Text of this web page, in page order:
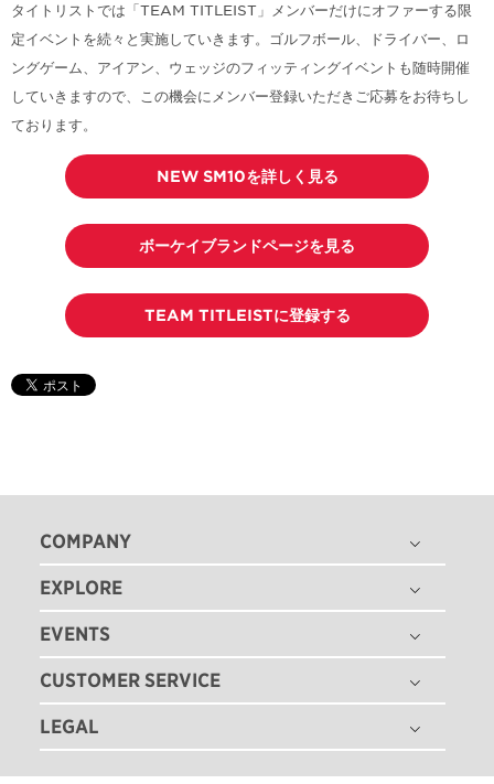
タイトリストでは「TEAM TITLEIST」メンバーだけにオファーする限
定イベントを続々と実施していきます。ゴルフボール、ドライバー、ロ
ングゲーム、アイアン、ウェッジのフィッティングイベントも随時開催
していきますので、この機会にメンバー登録いただきご応募をお待ちし
ております。
NEW SM10を詳しく見る
ボーケイブランドページを見る
TEAM TITLEISTに登録する
COMPANY
THE TITLEIST STORY
タイトリスト グローバル
採用情報
EXPLORE
ゴルフボール
ゴルフクラブ
ゴルフギア
ツアー情報
EVENTS
ゴルフボールフィッティング
ゴルフクラブフィッティング
ゴルフクラブ パフォーマンス体感イベント
CUSTOMER SERVICE
注文状況の確認
LEGAL
特定商取引法に基づく表記